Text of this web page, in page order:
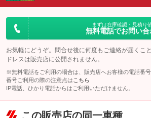
まずは在庫確認・見積り
無料電話でお問い合
お気軽にどうぞ。問合せ後に何度もご連絡が届くこ
ドレスは販売店に公開されません。
※無料電話をご利用の場合は、販売店へお客様の電話番
番号ご利用の際の注意点は こちら
IP電話、ひかり電話からはご利用いただけません。
この販売店の同一車種